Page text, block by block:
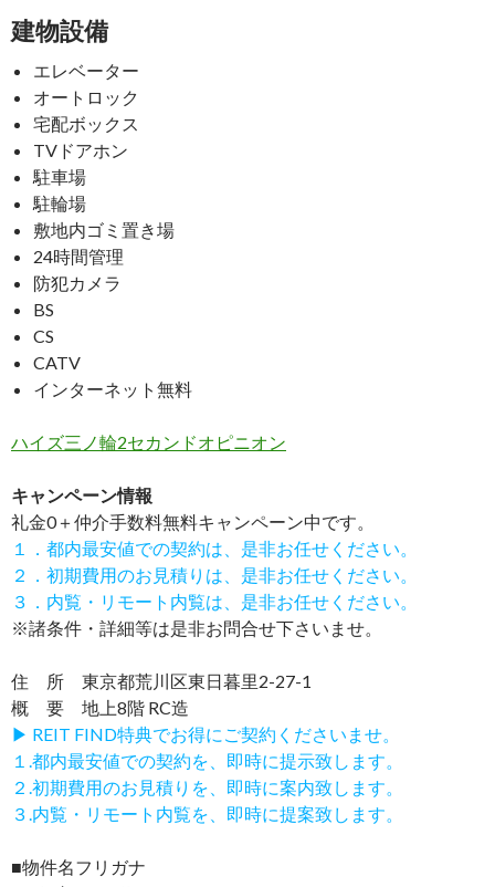
建物設備
エレベーター
オートロック
宅配ボックス
TVドアホン
駐車場
駐輪場
敷地内ゴミ置き場
24時間管理
防犯カメラ
BS
CS
CATV
インターネット無料
ハイズ三ノ輪2セカンドオピニオン
キャンペーン情報
礼金0＋仲介手数料無料キャンペーン中です。
１．都内最安値での契約は、是非お任せください。
２．初期費用のお見積りは、是非お任せください。
３．内覧・リモート内覧は、是非お任せください。
※諸条件・詳細等は是非お問合せ下さいませ。
住 所 東京都荒川区東日暮里2-27-1
概 要 地上8階 RC造
▶ REIT FIND特典でお得にご契約くださいませ。
１.都内最安値での契約を、即時に提示致します。
２.初期費用のお見積りを、即時に案内致します。
３.内覧・リモート内覧を、即時に提案致します。
■物件名フリガナ